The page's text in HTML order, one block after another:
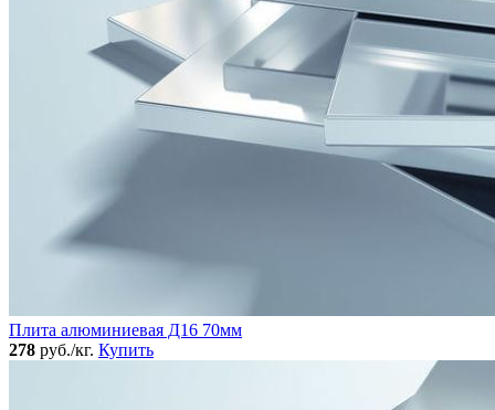
Плита алюминиевая Д16 70мм
278 руб./кг. Купить